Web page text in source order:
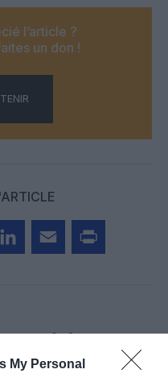
My Personal
l’article ?
un don !